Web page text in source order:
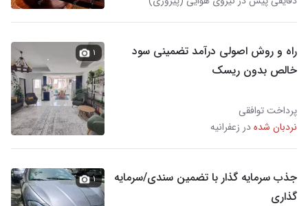
راه و روش اصولی درآمد تضمینی سود
خالص بدون ریسک
پرداخت توافقی
نردبان شدهدر زعفرانیه
۱
جذب سرمایه گذار با تضمین سندی/سرمایه
گذاری
۱